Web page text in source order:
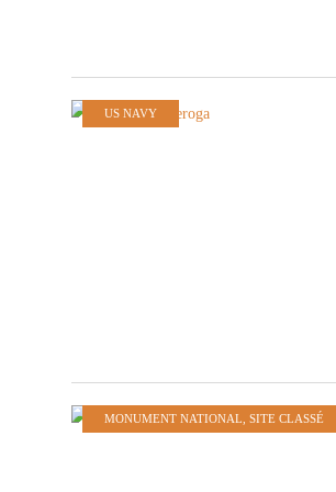
US NAVY
MONUMENT NATIONAL, SITE CLASSÉ